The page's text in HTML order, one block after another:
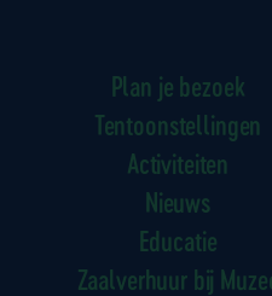
Plan je bezoek
Tentoonstellingen
Activiteiten
Nieuws
Educatie
Zaalverhuur bij